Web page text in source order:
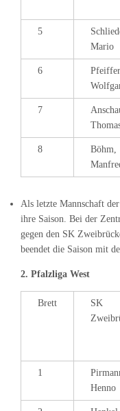
5
Mario
6
7
8
Böhm,
Als letzte Mannschaft
ihre Saison. Bei der
gegen den SK
beendet die Saison mit
2. Pfalzliga West
Brett
SK
1
Henno